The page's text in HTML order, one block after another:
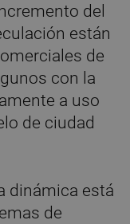
del
están
de
con la
a uso
de ciudad
dinámica está
de